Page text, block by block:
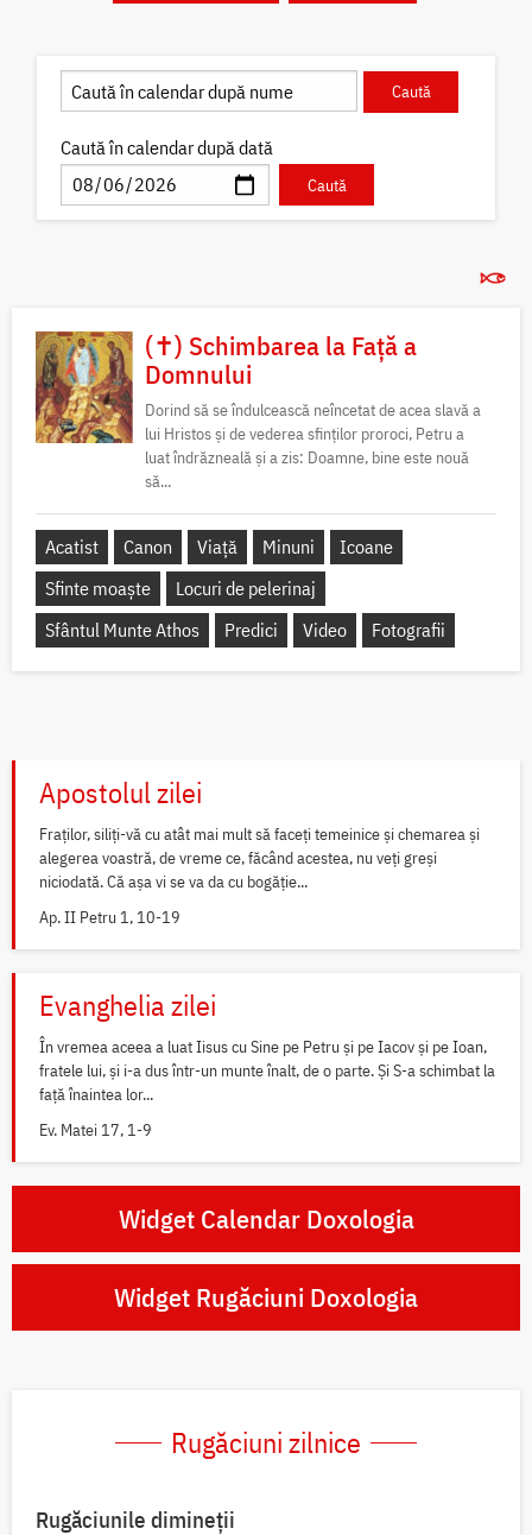
Caută în calendar după dată
(✝) Schimbarea la Față a
Domnului
Dorind să se îndulcească neîncetat de acea slavă a
lui Hristos și de vederea sfinților proroci, Petru a
luat îndrăzneală și a zis: Doamne, bine este nouă
să...
Acatist Canon Viață Minuni
Icoane
Sfinte moaște
Locuri de pelerinaj
Sfântul Munte Athos
Predici Video Fotografii
Apostolul zilei
Fraților, siliți-vă cu atât mai mult să faceți temeinice și chemarea și
alegerea voastră, de vreme ce, făcând acestea, nu veți greși
niciodată. Că așa vi se va da cu bogăție...
Ap. II Petru 1, 10-19
Evanghelia zilei
În vremea aceea a luat Iisus cu Sine pe Petru și pe Iacov și pe Ioan,
fratele lui, și i-a dus într-un munte înalt, de o parte. Și S-a schimbat la
față înaintea lor...
Ev. Matei 17, 1-9
Widget Calendar Doxologia
Widget Rugăciuni Doxologia
Rugăciuni zilnice
Rugăciunile dimineții